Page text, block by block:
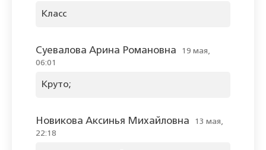
Класс
Суевалова Арина Романовна
19 мая,
06:01
Круто;
Новикова Аксинья Михайловна
13 мая,
22:18